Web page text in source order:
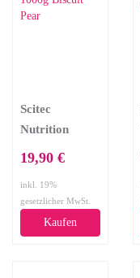
Scitec
Nutrition
Protein, 1000g
Biscuit Pear
19,90 €
inkl. 19%
gesetzlicher MwSt.
Kaufen